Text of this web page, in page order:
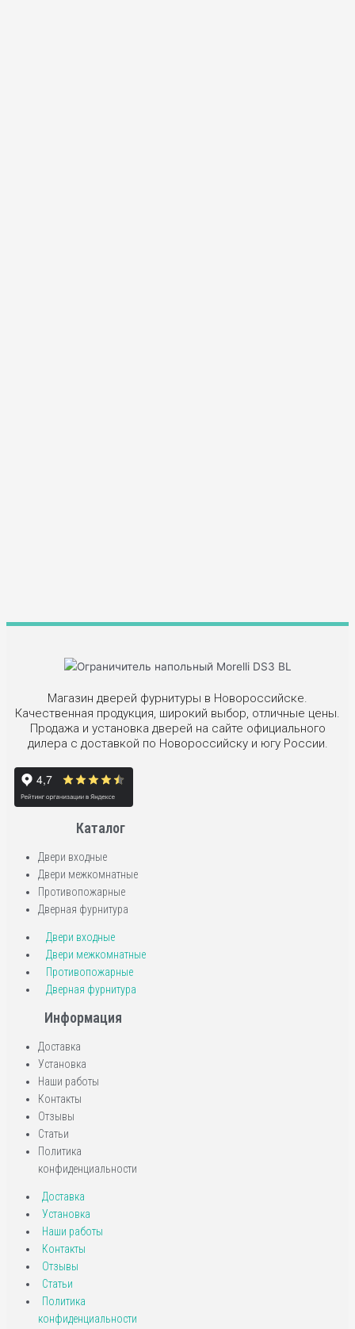
Магазин дверей фурнитуры в Новороссийске.
Качественная продукция, широкий выбор, отличные цены.
Продажа и установка дверей на сайте официального
дилера с доставкой по Новороссийску и югу России.
Каталог
Двери входные
Двери межкомнатные
Противопожарные
Дверная фурнитура
Двери входные
Двери межкомнатные
Противопожарные
Дверная фурнитура
Информация
Доставка
Установка
Наши работы
Контакты
Отзывы
Статьи
Политика
конфиденциальности
Доставка
Установка
Наши работы
Контакты
Отзывы
Статьи
Политика
конфиденциальности